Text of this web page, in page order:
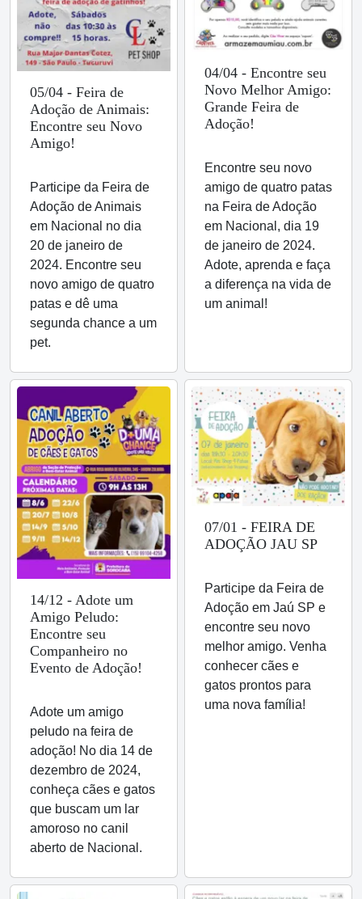
05/04 - Feira de
Adoção de Animais:
Encontre seu Novo
Amigo!
Participe da Feira de
Adoção de Animais
em Nacional no dia
20 de janeiro de
2024. Encontre seu
novo amigo de quatro
patas e dê uma
segunda chance a um
pet.
04/04 - Encontre seu
Novo Melhor Amigo:
Grande Feira de
Adoção!
Encontre seu novo
amigo de quatro patas
na Feira de Adoção
em Nacional, dia 19
de janeiro de 2024.
Adote, aprenda e faça
a diferença na vida de
um animal!
14/12 - Adote um
Amigo Peludo:
Encontre seu
Companheiro no
Evento de Adoção!
Adote um amigo
peludo na feira de
adoção! No dia 14 de
dezembro de 2024,
conheça cães e gatos
que buscam um lar
amoroso no canil
aberto de Nacional.
07/01 - FEIRA DE
ADOÇÃO JAU SP
Participe da Feira de
Adoção em Jaú SP e
encontre seu novo
melhor amigo. Venha
conhecer cães e
gatos prontos para
uma nova família!